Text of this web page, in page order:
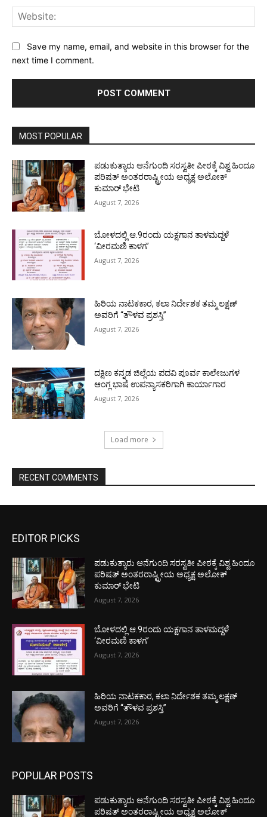
Save my name, email, and website in this browser for the
next time I comment.
MOST POPULAR
ಪಡುಕುತ್ಯಾರು ಆನೆಗುಂದಿ ಸರಸ್ವತೀ ಪೀಠಕ್ಕೆ ವಿಶ್ವ ಹಿಂದೂ
ಪರಿಷತ್ ಅಂತರರಾಷ್ಟ್ರೀಯ ಅಧ್ಯಕ್ಷ ಅಲೋಕ್
ಕುಮಾರ್ ಭೇಟಿ
August 7, 2026
ಬೋಳದಲ್ಲಿ ಆ.9ರಂದು ಯಕ್ಷಗಾನ ತಾಳಮದ್ದಳೆ
‘ವೀರಮಣಿ ಕಾಳಗ’
August 7, 2026
ಹಿರಿಯ ನಾಟಕಕಾರ, ಕಲಾ ನಿರ್ದೇಶಕ ತಮ್ಮ ಲಕ್ಷಣ್
ಅವರಿಗೆ “ತೌಳವ ಪ್ರಶಸ್ತಿ”
August 7, 2026
ದಕ್ಷಿಣ ಕನ್ನಡ ಜಿಲ್ಲೆಯ ಪದವಿ ಪೂರ್ವ ಕಾಲೇಜುಗಳ
ಆಂಗ್ಲ ಭಾಷೆ ಉಪನ್ಯಾಸಕರಿಗಾಗಿ ಕಾರ್ಯಾಗಾರ
August 7, 2026
Load more
RECENT COMMENTS
EDITOR PICKS
ಪಡುಕುತ್ಯಾರು ಆನೆಗುಂದಿ ಸರಸ್ವತೀ ಪೀಠಕ್ಕೆ ವಿಶ್ವ ಹಿಂದೂ
ಪರಿಷತ್ ಅಂತರರಾಷ್ಟ್ರೀಯ ಅಧ್ಯಕ್ಷ ಅಲೋಕ್
ಕುಮಾರ್ ಭೇಟಿ
August 7, 2026
ಬೋಳದಲ್ಲಿ ಆ.9ರಂದು ಯಕ್ಷಗಾನ ತಾಳಮದ್ದಳೆ
‘ವೀರಮಣಿ ಕಾಳಗ’
August 7, 2026
ಹಿರಿಯ ನಾಟಕಕಾರ, ಕಲಾ ನಿರ್ದೇಶಕ ತಮ್ಮ ಲಕ್ಷಣ್
ಅವರಿಗೆ “ತೌಳವ ಪ್ರಶಸ್ತಿ”
August 7, 2026
POPULAR POSTS
ಪಡುಕುತ್ಯಾರು ಆನೆಗುಂದಿ ಸರಸ್ವತೀ ಪೀಠಕ್ಕೆ ವಿಶ್ವ ಹಿಂದೂ
ಪರಿಷತ್ ಅಂತರರಾಷ್ಟ್ರೀಯ ಅಧ್ಯಕ್ಷ ಅಲೋಕ್